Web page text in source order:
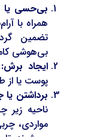
بی‌حسی
همراه با
تضمین
بی‌هوشی
ایجاد برش:
پوست یا از
برداشتن
ناحیه زیر
مواردی،